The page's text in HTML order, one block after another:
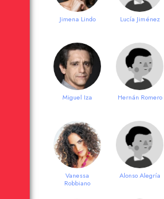
Jimena Lindo Lucía Jiménez
Miguel Iza Hernán Romero
Vanessa
Robbiano
Alonso Alegría